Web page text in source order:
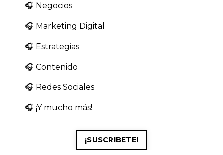
🎧 Negocios
🎧 Marketing Digital
🎧 Estrategias
🎧 Contenido
🎧 Redes Sociales
🎧 ¡Y mucho más!
¡SUSCRIBETE!